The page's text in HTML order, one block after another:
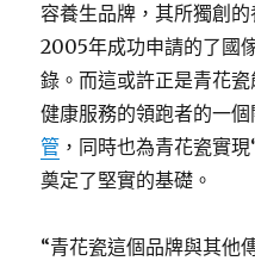
容養生品牌，其所獨創
2005年成功申請的了國
錄。而這或許正是青花
健康服務的領跑者的一
管 ，同時也為青花瓷實
奠定了堅實的基礎。
“青花瓷這個品牌與其他